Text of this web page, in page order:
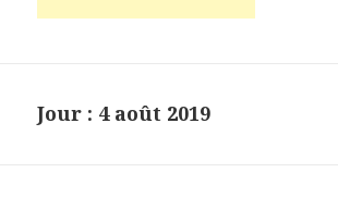
Jour : 4 août 2019